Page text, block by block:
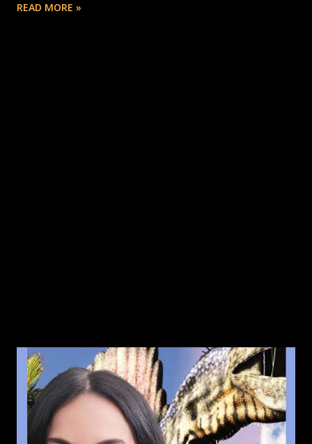
READ MORE »